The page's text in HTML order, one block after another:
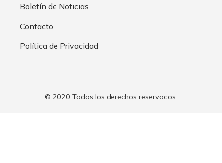
Boletín de Noticias
Contacto
Política de Privacidad
© 2020 Todos los derechos reservados.